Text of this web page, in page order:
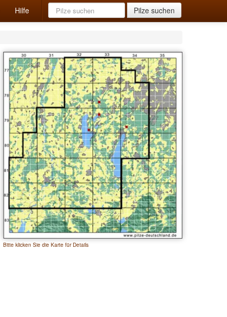
Hilfe
Bitte klicken Sie die Karte für Details